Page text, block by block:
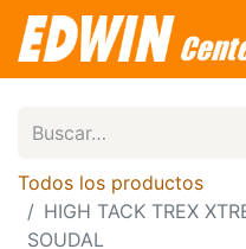
Todos los productos
HIGH TACK TREX
SOUDAL